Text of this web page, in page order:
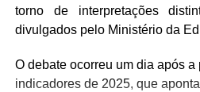
torno de interpretações
divulgados pelo Ministério da
O debate ocorreu um dia após
indicadores de 2025, que